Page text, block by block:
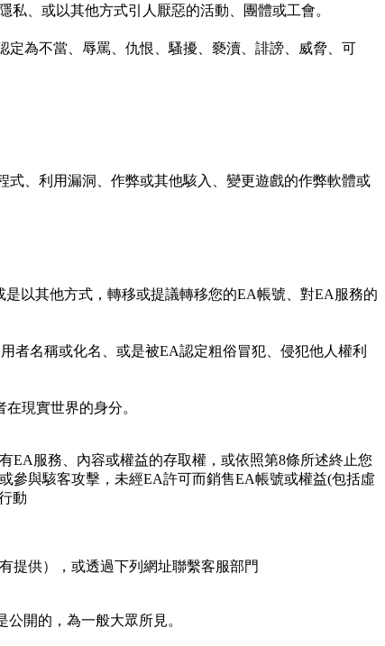
、或以其他方式引人厭惡的活動、團體或工會。
為不當、辱罵、仇恨、騷擾、褻瀆、誹謗、威脅、可
、利用漏洞、作弊或其他駭入、變更遊戲的作弊軟體或
以其他方式，轉移或提議轉移您的EA帳號、對EA服務的
者名稱或化名、或是被EA認定粗俗冒犯、侵犯他人權利
現實世界的身分。
EA服務、內容或權益的存取權，或依照第8條所述終止您
參與駭客攻擊，未經EA許可而銷售EA帳號或權益(包括虛
動
提供），或透過下列網址聯繫客服部門
開的，為一般大眾所見。